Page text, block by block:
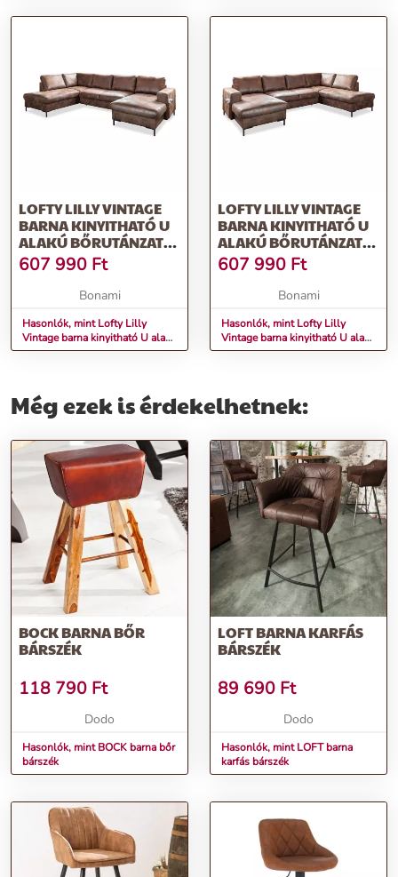
LOFTY LILLY VINTAGE
BARNA KINYITHATÓ U
ALAKÚ BŐRUTÁNZAT
KANAPÉ, BAL OLDALI -
MIUFORM
607 990 Ft
Bonami
Hasonlók, mint Lofty Lilly
Vintage barna kinyitható U alakú
bőrutánzat kanapé, bal oldali -
LOFTY LILLY VINTAGE
BARNA KINYITHATÓ U
ALAKÚ BŐRUTÁNZAT
KANAPÉ, JOBB OLDALI
- MIUFORM
607 990 Ft
Bonami
Hasonlók, mint Lofty Lilly
Vintage barna kinyitható U alakú
bőrutánzat kanapé, jobb oldali -
Még ezek is érdekelhetnek:
BOCK BARNA BŐR
BÁRSZÉK
118 790 Ft
Dodo
Hasonlók, mint BOCK barna bőr
bárszék
LOFT BARNA KARFÁS
BÁRSZÉK
89 690 Ft
Dodo
Hasonlók, mint LOFT barna
karfás bárszék